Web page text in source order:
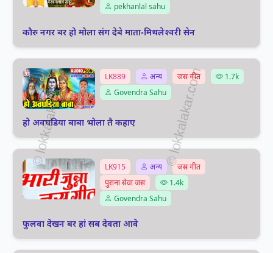
pekhanlal sahu
कौरु नगर बर हो मोला संग देबे माता-मिथलेश्वरी सेन
LK889 अन्य जस गीत
1.7k
Govendra Sahu
हो अवघडिया बाबा भोला तै कहाए
LK915 अन्य
जस गीत
पुराना सेवा जस
1.4k
Govendra Sahu
फुलवा देखन बर हां सब देवता आवे